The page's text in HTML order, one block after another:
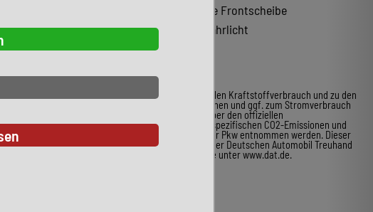
Beheizbare Frontscheibe
LED-Tagfahrlicht
* Weitere Informationen zum offiziellen Kraftstoffverbrauch und zu den
offiziellen spezifischen CO2-Emissionen und ggf. zum Stromverbrauch
neuer Pkw können dem Leitfaden über den offiziellen
Kraftstoffverbrauch, die offiziellen spezifischen CO2-Emissionen und
den offiziellen Stromverbrauch neuer Pkw entnommen werden. Dieser
ist an allen Verkaufsstellen und bei der Deutschen Automobil Treuhand
GmbH unentgeltlich erhältlich, sowie unter www.dat.de.